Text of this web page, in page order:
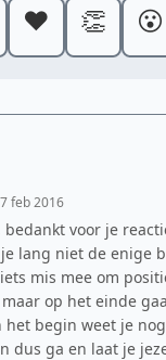
❤️ 👏 😮
feb 2016
bedankt voor je
lang niet de enige
mis mee om
op het einde
het begin weet je
dus ga en laat je